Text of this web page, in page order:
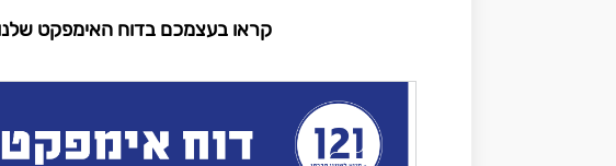
קראו בעצמכם בדוח האימפקט שלנו